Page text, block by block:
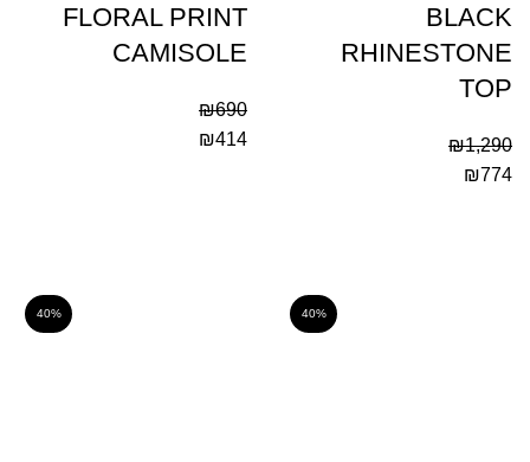
BLACK
RHINESTONE
TOP
₪1,290
₪774
FLORAL PRINT
CAMISOLE
₪690
₪414
40%
40%